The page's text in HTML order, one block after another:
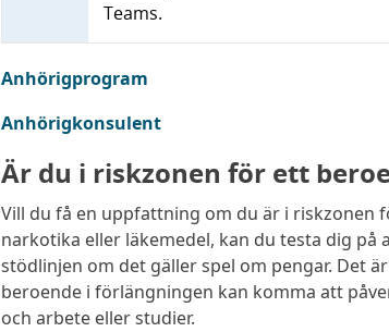
Teams.
Anhörigprogram
Anhörigkonsulent
Är du i riskzonen för ett
Vill du få en uppfattning om du är i riskzonen
narkotika eller läkemedel, kan du testa dig på
stödlinjen om det gäller spel om pengar. Det
beroende i förlängningen kan komma att
och arbete eller studier.